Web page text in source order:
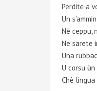
Perdite a
Un
Nè ceppu,
Ne sarete
Una
U corsu
Chè